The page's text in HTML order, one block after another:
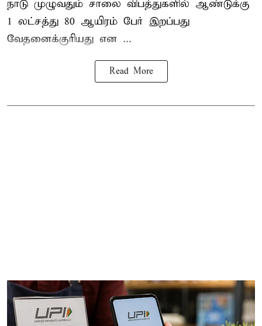
நாடு முழுவதும் சாலை விபத்துகளில் ஆண்டுக்கு
1 லட்சத்து 80 ஆயிரம் பேர் இறப்பது
வேதனைக்குரியது என ...
Read More